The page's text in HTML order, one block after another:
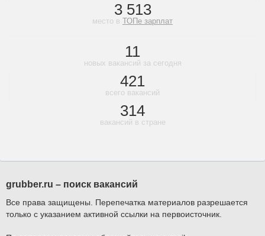
3 513
место в ТОПе зарплат
11
новых вакансий за сегодня
421
всего вакансий
314
вакансий в стране
grubber.ru – поиск вакансий
Все права защищены. Перепечатка материалов разрешается
только с указанием активной ссылки на первоисточник.